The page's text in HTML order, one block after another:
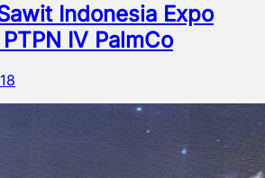
Indonesia Expo
IV PalmCo